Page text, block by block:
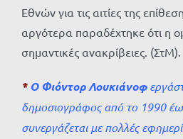
Εθνών για τις αιτίες της
αργότερα παραδέχτηκε ότι η
σημαντικές ανακρίβειες. (ΣτΜ).
* Ο Φιόντορ Λουκιάνοφ
δημοσιογράφος από το 1990
συνεργάζεται με πολλές